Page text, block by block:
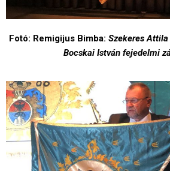
Fotó: Remigijus Bimba: Szekeres Attila
Bocskai István fejedelmi